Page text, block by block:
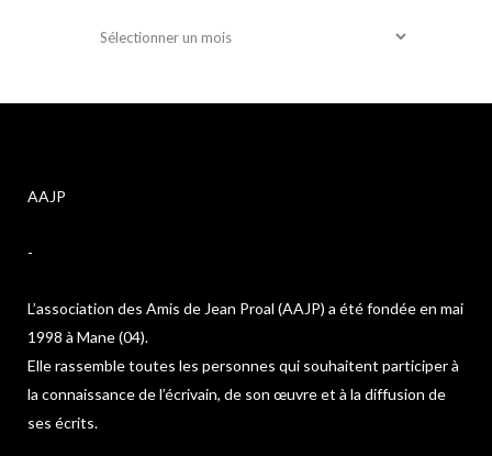
Archives
AAJP
-
L’association des Amis de Jean Proal (AAJP) a été fondée en mai
1998 à Mane (04).
Elle rassemble toutes les personnes qui souhaitent participer à
la connaissance de l’écrivain, de son œuvre et à la diffusion de
ses écrits.